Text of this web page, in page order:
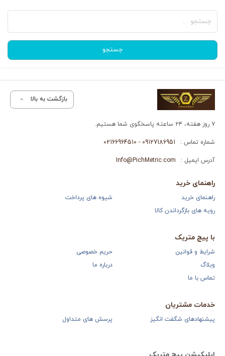
جستجو
برای:
جستجو
بازگشت به بالا
۷ روز هفته، ۲۴ ساعته پاسخگوی شما هستیم.
شماره تماس : 09127186951 - 02166964510
آدرس ایمیل : Info@PichMetric.com
راهنمای خرید
راهنمای خرید
شیوه های پرداخت
رویه های بازگرداندن کالا
با پیچ متریک
شرایط و قوانین
حریم خصوصی
وبلاگ
درباره ما
تماس با ما
خدمات مشتریان
پیشنهادهای شگفت انگیز پرسش های متداول